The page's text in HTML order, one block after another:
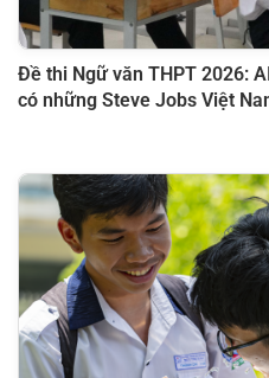
Đề thi Ngữ văn THPT 2026:
có những Steve Jobs Việt